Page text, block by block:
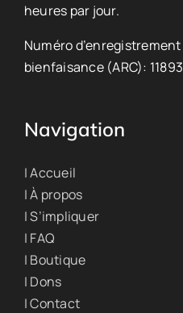
heures par jour.
Numéro d’enregistrement
bienfaisance (ARC):
Navigation
| Accueil
| À propos
| S’impliquer
| FAQ
| Boutique
| Dons
| Contact